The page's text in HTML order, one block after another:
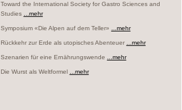
Toward the International Society for Gastro Sciences and
Studies
...mehr
Symposium «Die Alpen auf dem Teller» ...mehr
Rückkehr zur Erde als utopisches Abenteuer ...mehr
Szenarien für eine Ernährungswende ...mehr
Die Wurst als Weltformel ...mehr